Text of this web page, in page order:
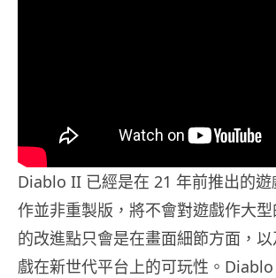
Diablo II 已經是在 21 年前推出的
作並非重製版，將不會對遊戲作大
的改進點只會是在畫面細節方面，
戲在新世代平台上的可玩性。